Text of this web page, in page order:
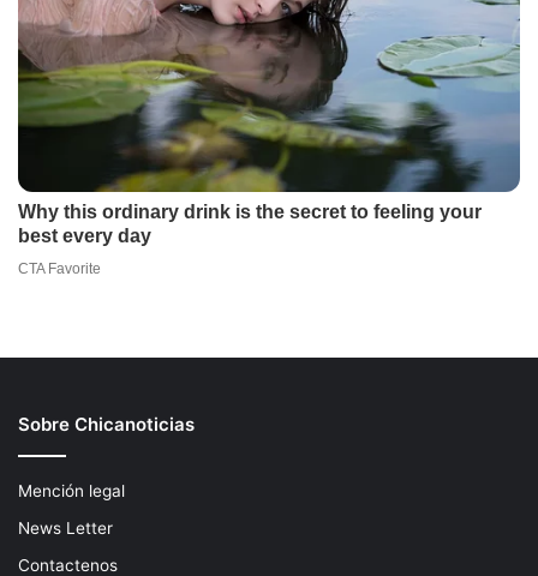
Sobre Chicanoticias
Mención legal
News Letter
Contactenos